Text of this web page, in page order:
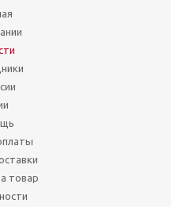
товар